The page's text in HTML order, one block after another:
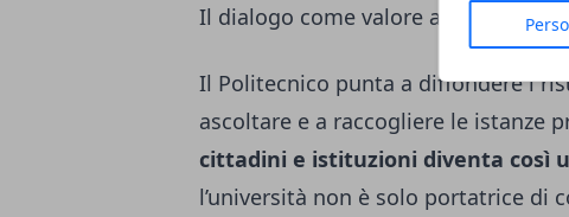
Il dialogo come valore aggiunto
Il Politecnico punta a diffondere i
ascoltare e a raccogliere le istanze
cittadini e istituzioni diventa così
l’università non è solo portatrice di